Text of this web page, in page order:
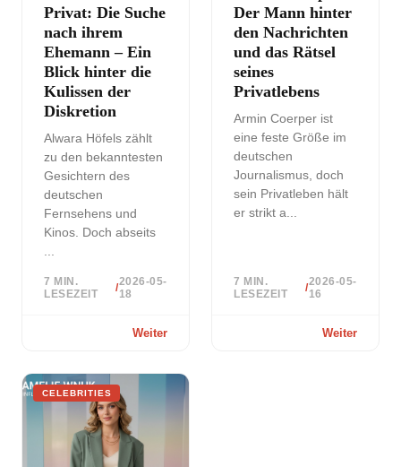
Privat: Die Suche
nach ihrem
Ehemann – Ein
Blick hinter die
Kulissen der
Diskretion
Alwara Höfels zählt
zu den bekanntesten
Gesichtern des
deutschen
Fernsehens und
Kinos. Doch abseits
7 MIN.
LESEZEIT
/2026-05-
18
Weiter
Der Mann hinter
den Nachrichten
und das Rätsel
seines
Privatlebens
Armin Coerper ist
eine feste Größe im
deutschen
Journalismus, doch
sein Privatleben hält
er strikt a...
7 MIN.
LESEZEIT
/2026-05-
16
Weiter
CELEBRITIES